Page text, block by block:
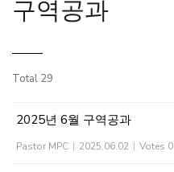
구역공과
Total 29
2025년 6월 구역공과
Pastor MPC | 2025.06.02 | Votes 0